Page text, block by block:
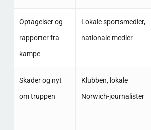
Optagelser og
rapporter fra
kampe
Lokale sportsmedier,
nationale medier
Skader og nyt
om truppen
Klubben, lokale
Norwich-journalister